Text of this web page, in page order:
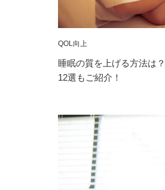
QOL向上
睡眠の質を上げる方法は
12選もご紹介！